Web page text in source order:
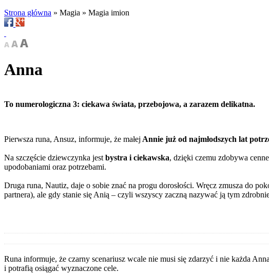
Strona główna » Magia » Magia imion
Anna
To numerologiczna 3: ciekawa świata, przebojowa, a zarazem delikatna.
Pierwsza runa, Ansuz, informuje, że małej Annie już od najmłodszych lat
Na szczęście dziewczynka jest bystra i ciekawska, dzięki czemu zdobywa
upodobaniami oraz potrzebami.
Druga runa, Nautiz, daje o sobie znać na progu dorosłości. Wręcz zmusza do
partnera), ale gdy stanie się Anią – czyli wszyscy zaczną nazywać ją tym
Runa informuje, że czarny scenariusz wcale nie musi się zdarzyć i nie każda
i potrafią osiągać wyznaczone cele.